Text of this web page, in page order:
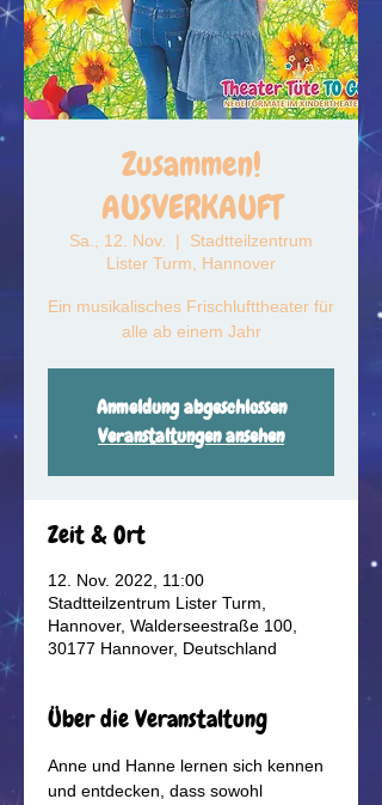
Zusammen!
AUSVERKAUFT
Sa., 12. Nov.
  |
Stadtteilzentrum
Lister Turm, Hannover
Ein musikalisches Frischlufttheater für
alle ab einem Jahr
Anmeldung abgeschlossen
Veranstaltungen ansehen
Zeit & Ort
12. Nov. 2022, 11:00
Stadtteilzentrum Lister Turm,
Hannover, Walderseestraße 100,
30177 Hannover, Deutschland
Über die Veranstaltung
Anne und Hanne lernen sich kennen
und entdecken, dass sowohl